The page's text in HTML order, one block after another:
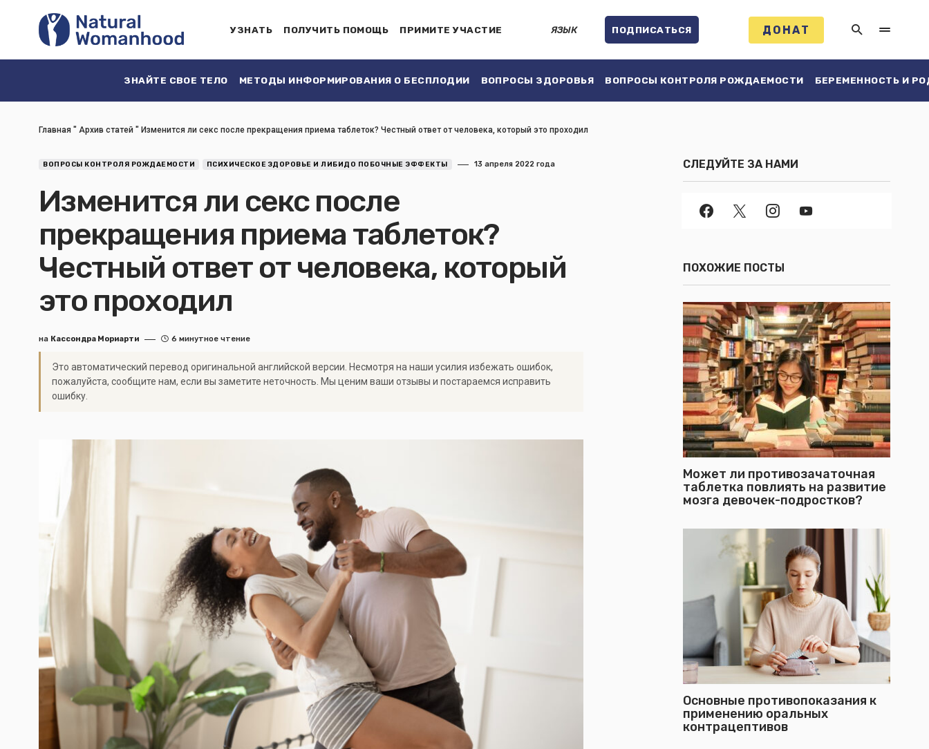
УЗНАТЬ ПОЛУЧИТЬ ПОМОЩЬ ПРИМИТЕ УЧАСТИЕ ЯЗЫК ПОДПИСАТЬСЯ ДОНАТ
ЗНАЙТЕ СВОЕ ТЕЛО МЕТОДЫ ИНФОРМИРОВАНИЯ О БЕСПЛОДИИ ВОПРОСЫ ЗДОРОВЬЯ ВОПРОСЫ КОНТРОЛЯ РОЖДАЕМОСТИ БЕРЕМЕННОСТЬ И
Главная " Архив статей " Изменится ли секс после прекращения приема таблеток? Честный ответ от человека, который это проходил
ВОПРОСЫ КОНТРОЛЯ РОЖДАЕМОСТИ ПСИХИЧЕСКОЕ ЗДОРОВЬЕ И ЛИБИДО ПОБОЧНЫЕ ЭФФЕКТЫ 13 апреля 2022 года
Изменится ли секс после
прекращения приема таблеток?
Честный ответ от человека, который
это проходил
на Кассондра Мориарти 6 минутное чтение
Это автоматический перевод оригинальной английской версии. Несмотря на наши усилия избежать ошибок,
пожалуйста, сообщите нам, если вы заметите неточность. Мы ценим ваши отзывы и постараемся исправить
ошибку.
СЛЕДУЙТЕ ЗА НАМИ
ПОХОЖИЕ ПОСТЫ
Может ли противозачаточная
таблетка повлиять на развитие
мозга девочек-подростков?
Основные противопоказания к
применению оральных
контрацептивов